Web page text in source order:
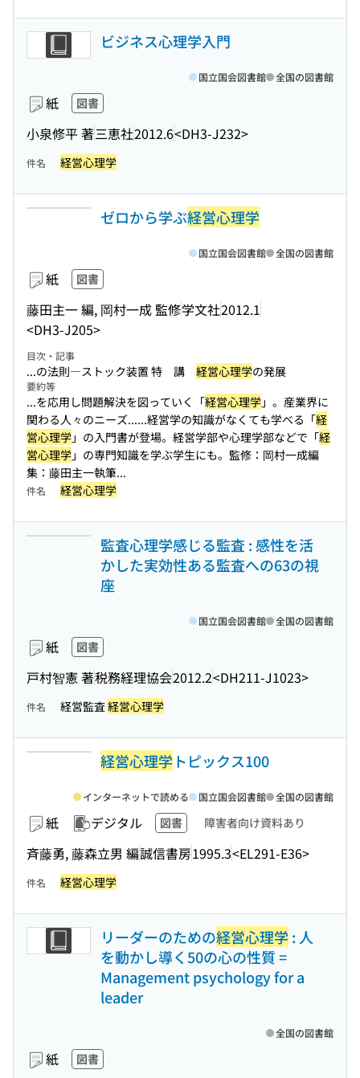
ビジネス心理学入門
紙 図書
小泉修平 著三恵社2012.6<DH3-J232>
国立国会図書館 全国の図書館
件名 経営心理学
ゼロから学ぶ経営心理学
紙 図書
藤田主一 編, 岡村一成 監修学文社2012.1
<DH3-J205>
国立国会図書館 全国の図書館
目次・記事
...の法則―ストック装置 特 講 経営心理学の発展
要約等
...を応用し問題解決を図っていく「経営心理学」。産業界に
関わる人々のニーズ......経営学の知識がなくても学べる「経
営心理学」の入門書が登場。経営学部や心理学部などで「経
営心理学」の専門知識を学ぶ学生にも。監修：岡村一成編
集：藤田主一執筆...
件名 経営心理学
監査心理学感じる監査 : 感性を活
かした実効性ある監査への63の視
座
紙 図書
戸村智憲 著税務経理協会2012.2<DH211-J1023>
国立国会図書館 全国の図書館
件名 経営監査経営心理学
経営心理学 トピックス100
紙 デジタル 図書 障害者向け資料あり
斉藤勇, 藤森立男 編誠信書房1995.3<EL291-E36>
インターネットで読める 国立国会図書館 全国の図書館
件名 経営心理学
リーダーのための経営心理学 : 人
を動かし導く50の心の性質 =
Management psychology for a
leader
紙 図書
全国の図書館